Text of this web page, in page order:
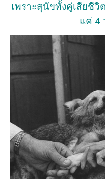
เพราะสุนัขทั้งคู่เสียชีวิ
แค่ 4